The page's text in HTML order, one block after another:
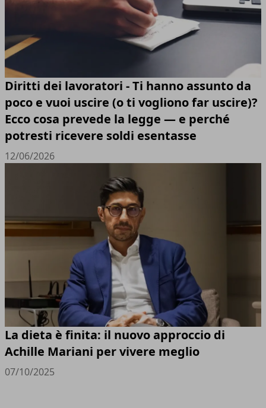
Diritti dei lavoratori - Ti hanno assunto da
poco e vuoi uscire (o ti vogliono far uscire)?
Ecco cosa prevede la legge — e perché
potresti ricevere soldi esentasse
12/06/2026
La dieta è finita: il nuovo approccio di
Achille Mariani per vivere meglio
07/10/2025